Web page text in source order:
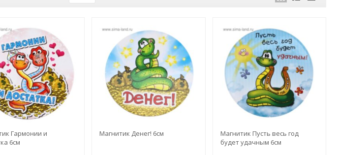
Гармонии и
6см
Магнитик Денег! 6см
Магнитик Пусть весь год
будет удачным 6см